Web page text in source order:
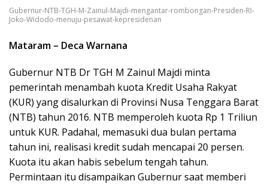
Gubernur-NTB-TGH-M-Zainul-Majdi-mengantar-rombongan-Presiden-RI-
Joko-Widodo-menuju-pesawat-kepresidenan
Mataram – Deca Warnana
Gubernur NTB Dr TGH M Zainul Majdi minta
pemerintah menambah kuota Kredit Usaha Rakyat
(KUR) yang disalurkan di Provinsi Nusa Tenggara Barat
(NTB) tahun 2016. NTB memperoleh kuota Rp 1 Triliun
untuk KUR. Padahal, memasuki dua bulan pertama
tahun ini, realisasi kredit sudah mencapai 20 persen.
Kuota itu akan habis sebelum tengah tahun.
Permintaan itu disampaikan Gubernur saat memberi